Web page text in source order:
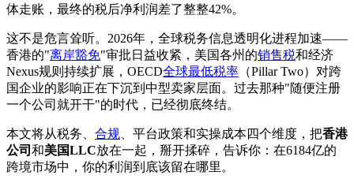
体走账，最终的税后净利润差了整整42%。
这不是危言耸听。2026年，全球税务信息透明化进程加速——
香港的"离岸豁免"审批日益收紧，美国各州的销售税和经济
Nexus规则持续扩展，OECD全球最低税率 （Pillar Two）对跨
国企业的影响正在下沉到中型卖家层面。过去那种"随便注册
一个公司就开干"的时代，已经彻底终结。
本文将从税务、 合规 、平台政策和实操成本四个维度，把香港
公司 和美国LLC放在一起，掰开揉碎，告诉你：在6184亿的
跨境市场中，你的利润到底该留在哪里。